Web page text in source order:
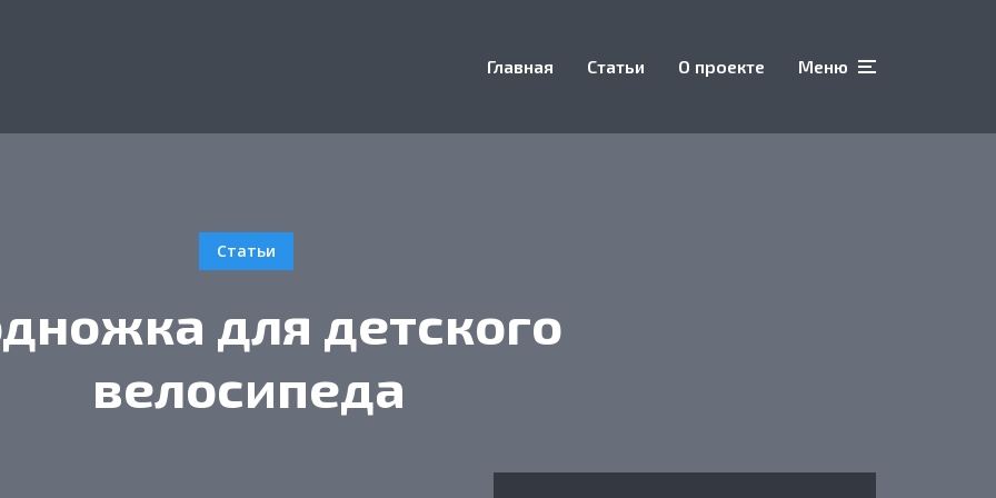
Главная Статьи О проекте Меню
Статьи
для детского
велосипеда